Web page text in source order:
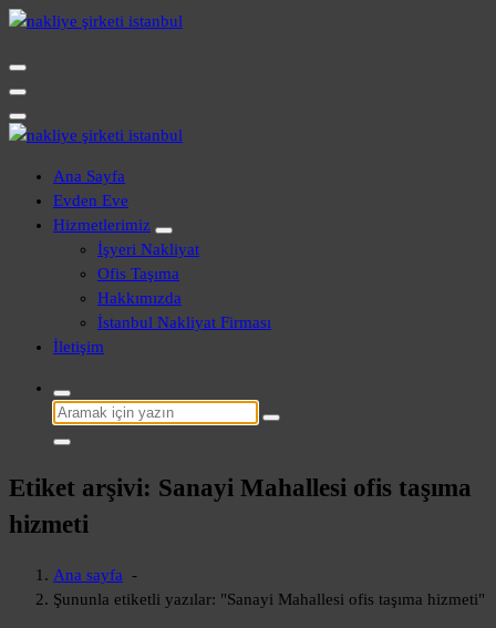
İçeriğe
Evden Eve - İşyeri Ofis Nakliye İstanbul
Evden Eve - İşyeri Ofis Nakliye İstanbul
Ana Sayfa
Evden Eve
Hizmetlerimiz
İşyeri Nakliyat
Ofis Taşıma
Hakkımızda
İstanbul Nakliyat Firması
İletişim
Şunu
ara:
Etiket arşivi: Sanayi Mahallesi ofis taşıma
hizmeti
Ana sayfa -
Şununla etiketli yazılar: "Sanayi Mahallesi ofis taşıma hizmeti"